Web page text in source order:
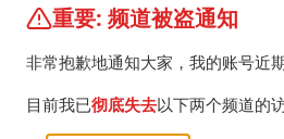
重要: 频道被盗通知
非常抱歉地通知大家，我的账号近
目前我已彻底失去以下两个频道的